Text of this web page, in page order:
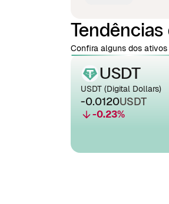
Confira alguns dos
USDT
USDT (Digital Dollars)
-0.0120USDT
-0.23%